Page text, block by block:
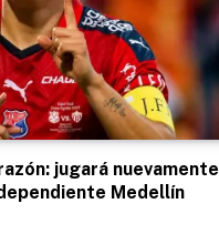
jugará nuevamente
Medellín